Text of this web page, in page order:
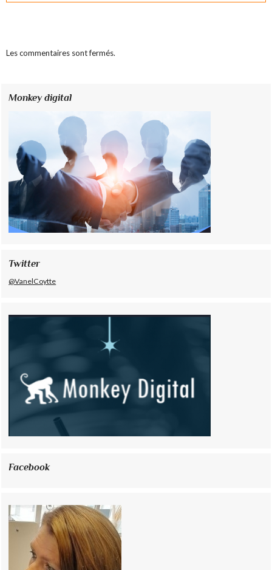
Les commentaires sont fermés.
Monkey digital
Twitter
@VanelCoytte
Facebook